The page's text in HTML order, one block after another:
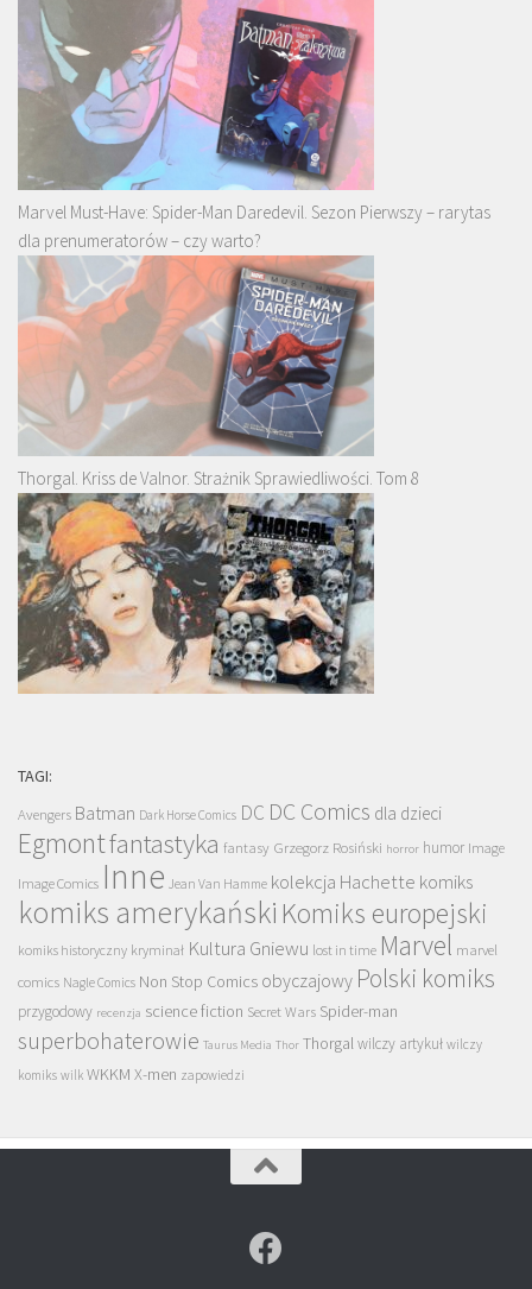
Marvel Must-Have: Spider-Man Daredevil. Sezon Pierwszy – rarytas
dla prenumeratorów – czy warto?
Thorgal. Kriss de Valnor. Strażnik Sprawiedliwości. Tom 8
TAGI:
Avengers Batman Dark Horse Comics DC DC Comics dla dzieci
Egmontfantastyka fantasy Grzegorz Rosiński horror humor Image
Image Comics Inne Jean Van Hamme kolekcja Hachette komiks
komiks amerykański Komiks europejski
komiks historyczny kryminał Kultura Gniewu lost in time Marvel marvel
comics Nagle Comics Non Stop Comics obyczajowy Polski komiks
przygodowy recenzja science fiction Secret Wars Spider-man
superbohaterowie Taurus Media Thor Thorgalwilczy artykuł wilczy
komiks wilk WKKM X-men zapowiedzi